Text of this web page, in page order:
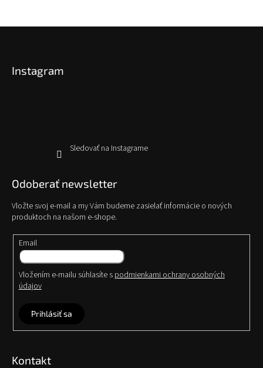
Instagram
Sledovať na Instagrame
Odoberať newsletter
Vložte svoj e-mail a my Vám budeme zasielať informácie o nových
produktoch na našom e-shope.
Email
Vložením e-mailu súhlasíte s podmienkami ochrany osobných
údajov
Prihlásiť sa
Kontakt